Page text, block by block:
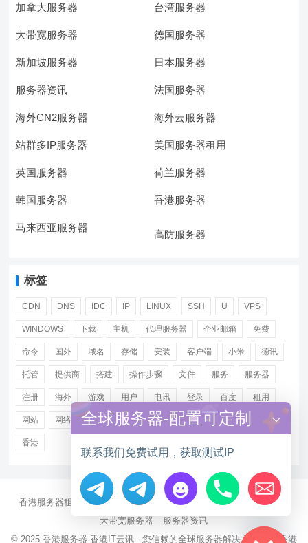
加拿大服务器 台湾服务器
大带宽服务器 德国服务器
新加坡服务器 日本服务器
服务器资讯 法国服务器
海外CN2服务器 海外云服务器
站群多IP服务器 美国服务器租用
英国服务器 荷兰服务器
韩国服务器 香港服务器
马来西亚服务器
高防服务器
标签
CDN DNS IDC IP LINUX SSH U VPS
WINDOWS 下载 主机 代理服务器 企业邮箱 免费
命令 国外 域名 存储 安装 客户端 小米 德讯
托管 提供商 搭建 操作步骤 文件 服务 服务器
注册 海外 游戏 用户 电讯 登录 百度 租用
网站 网络 腾讯 虚拟主机 证书 配置 阿里
香港
香港服务器租用 海外CN2服务器 站群多IP服务器
海外云服务器
大带宽服务器
服务器资讯
© 2025 香港服务器 香港IT云讯 - 您信赖的全球服务器解决方案伙伴 香港
Hide chaty
全球服务器-配置可定制
联系我们免费试用，获取测试IP